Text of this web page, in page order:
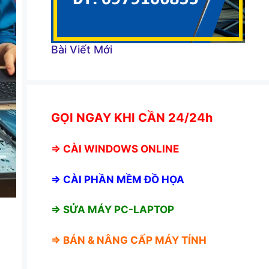
Bài Viết Mới
GỌI NGAY KHI CẦN 24/24h
⇒ CÀI WINDOWS ONLINE
⇒ CÀI PHẦN MỀM ĐỒ HỌA
⇒ SỬA MÁY PC-LAPTOP
⇒ BÁN & NÂNG CẤP MÁY TÍNH